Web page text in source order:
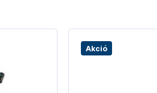
Akció